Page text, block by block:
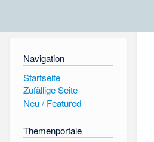
Navigation
Startseite
Zufällige Seite
Neu / Featured
Themenportale